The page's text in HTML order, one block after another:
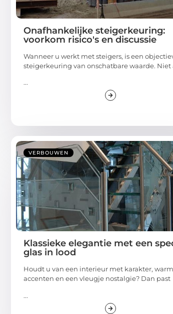
Onafhankelijke steigerkeuring:
voorkom risico's en discussie
Wanneer u werkt met steigers, is een
steigerkeuring van onschatbare waarde. Niet
...
VERBOUWEN
Klassieke elegantie met een
glas in lood
Houdt u van een interieur met karakter,
accenten en een vleugje nostalgie? Dan past
...